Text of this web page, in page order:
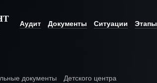
Аудит Документы Ситуации Этапы
документы Детского центра